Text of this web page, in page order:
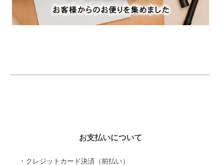
お支払いについて
・クレジットカード決済（前払い）